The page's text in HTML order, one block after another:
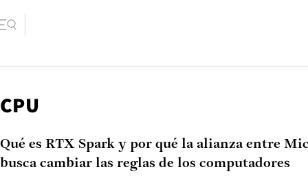
CPU
Qué es RTX Spark y por qué la alianza entre
busca cambiar las reglas de los computadores